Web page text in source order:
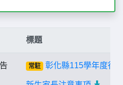
標題
常駐 彰化縣115學年度行